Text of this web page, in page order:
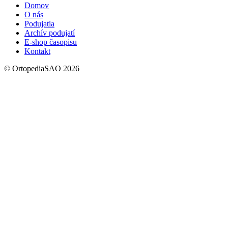
Domov
O nás
Podujatia
Archív podujatí
E-shop časopisu
Kontakt
© OrtopediaSAO 2026